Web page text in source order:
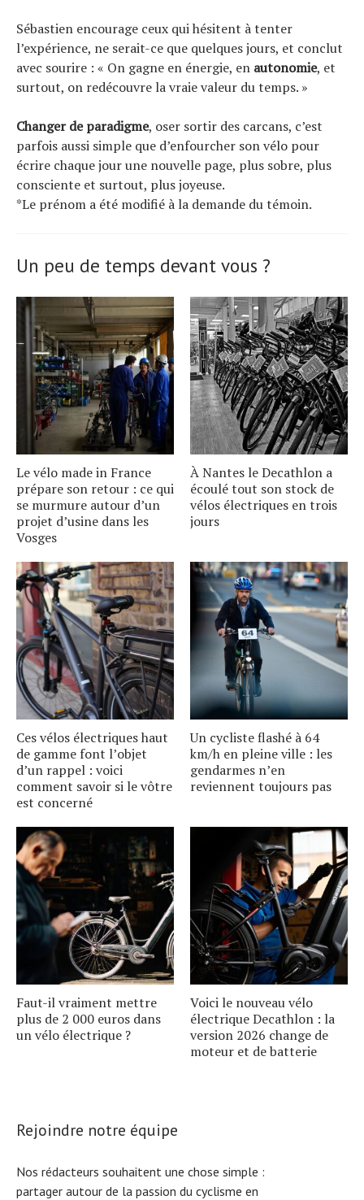
Sébastien encourage ceux qui hésitent à tenter
l’expérience, ne serait-ce que quelques jours, et conclut
avec sourire : « On gagne en énergie, en autonomie, et
surtout, on redécouvre la vraie valeur du temps. »
Changer de paradigme, oser sortir des carcans, c’est
parfois aussi simple que d’enfourcher son vélo pour
écrire chaque jour une nouvelle page, plus sobre, plus
consciente et surtout, plus joyeuse.
*Le prénom a été modifié à la demande du témoin.
Un peu de temps devant vous ?
Le vélo made in France
prépare son retour : ce qui
se murmure autour dʼun
projet dʼusine dans les
Vosges
À Nantes le Decathlon a
écoulé tout son stock de
vélos électriques en trois
jours
Ces vélos électriques haut
de gamme font lʼobjet
dʼun rappel : voici
comment savoir si le vôtre
est concerné
Un cycliste flashé à 64
km/h en pleine ville : les
gendarmes nʼen
reviennent toujours pas
Faut-il vraiment mettre
plus de 2 000 euros dans
un vélo électrique ?
Voici le nouveau vélo
électrique Decathlon : la
version 2026 change de
moteur et de batterie
Rejoindre notre équipe
Nos rédacteurs souhaitent une chose simple :
partager autour de la passion du cyclisme en